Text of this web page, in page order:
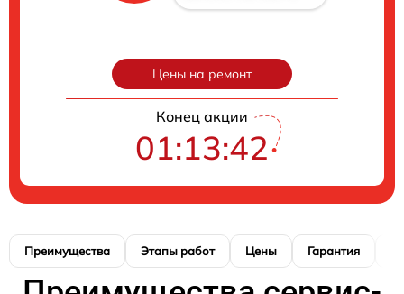
Цены на ремонт
Конец акции
01:13:41
Преимущества Этапы работ Цены Гарантия